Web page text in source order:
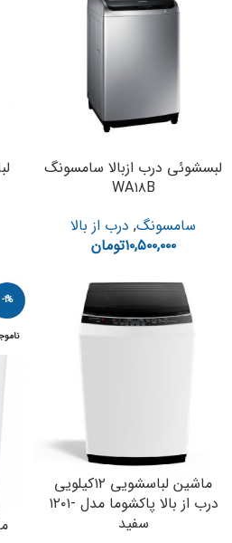
لبسشوئی درب ازبالا سامسونگ
WA۱۸B
سامسونگ, درب از بالا
۱۰,۵۰۰,۰۰۰تومان
ماشین لباسشویی ۱۲کیلویی
درب از بالا پاکشوما مدل -۱۲۰۱
سفید
-1%